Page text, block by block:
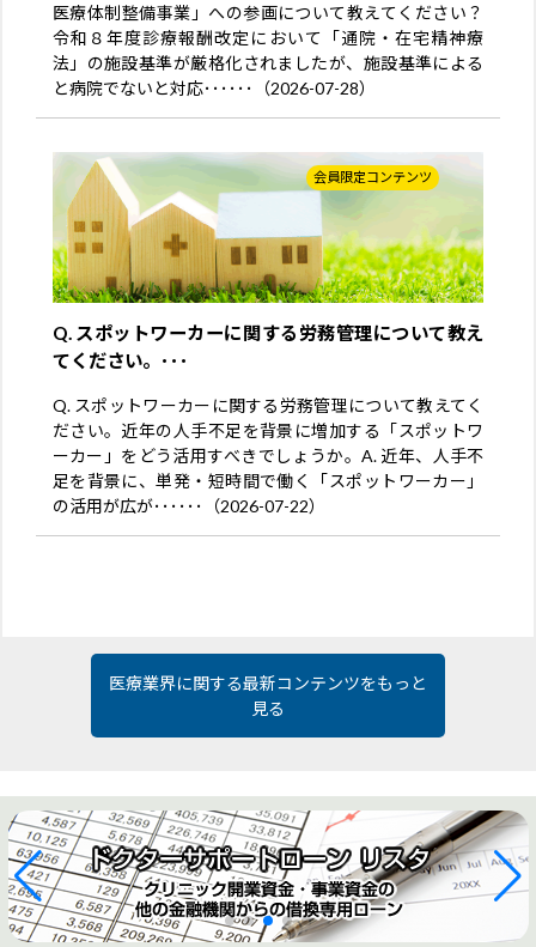
医療体制整備事業」への参画について教えてください？
令和８年度診療報酬改定において「通院・在宅精神療
法」の施設基準が厳格化されましたが、施設基準による
と病院でないと対応･･････（2026-07-28）
会員限定コンテンツ
Q. スポットワーカーに関する労務管理について教え
てください。･･･
Q. スポットワーカーに関する労務管理について教えてく
ださい。近年の人手不足を背景に増加する「スポットワ
ーカー」をどう活用すべきでしょうか。A. 近年、人手不
足を背景に、単発・短時間で働く「スポットワーカー」
の活用が広が･･････（2026-07-22）
医療業界に関する最新コンテンツをもっと
見る